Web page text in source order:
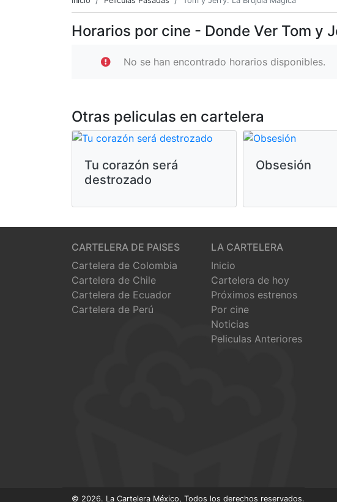
Horarios por cine - Donde Ver Tom y
No se han encontrado horarios disponibles.
Otras peliculas en cartelera
Tu corazón será
destrozado
Obsesión
CARTELERA DE PAISES
Cartelera de Colombia
Cartelera de Chile
Cartelera de Ecuador
Cartelera de Perú
LA CARTELERA
Inicio
Cartelera de hoy
Próximos estrenos
Por cine
Noticias
Peliculas Anteriores
© 2026. La Cartelera México, Todos los derechos reservados.